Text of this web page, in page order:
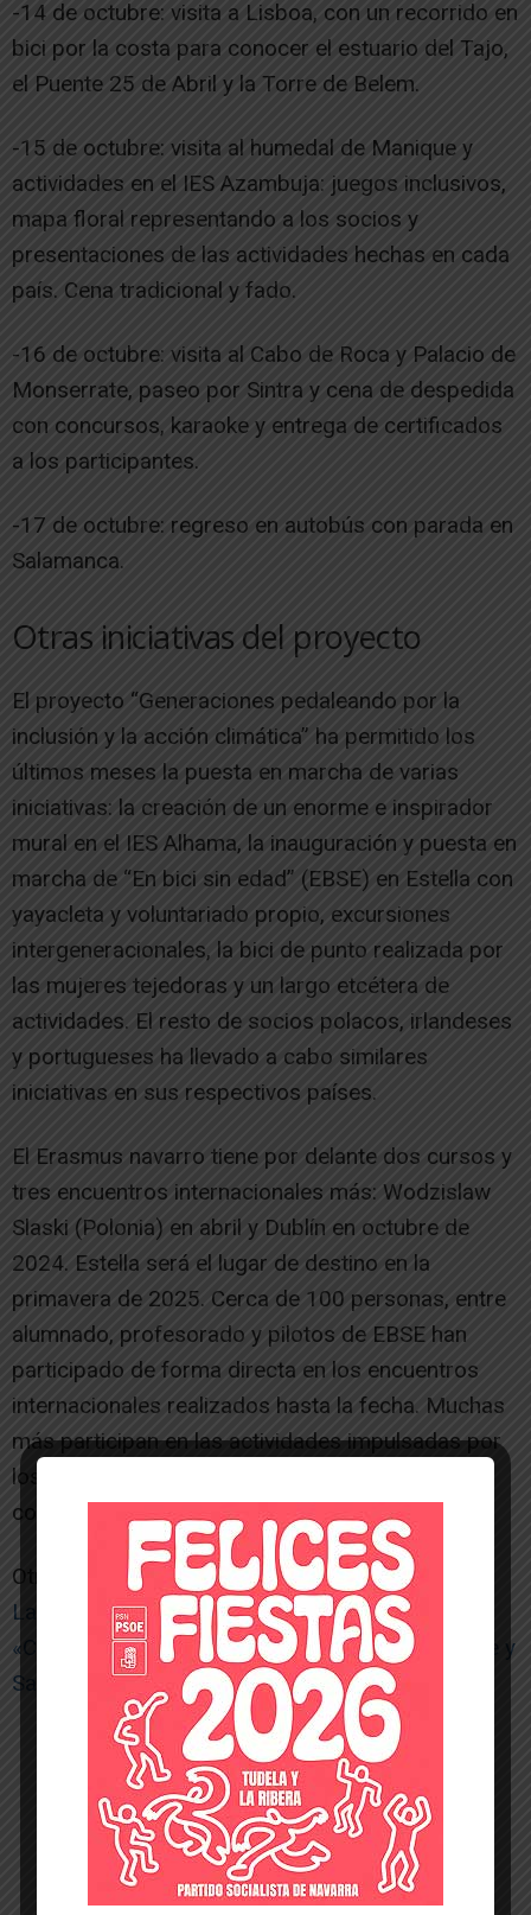
-14 de octubre: visita a Lisboa, con un recorrido en
bici por la costa para conocer el estuario del Tajo,
el Puente 25 de Abril y la Torre de Belem.
-15 de octubre: visita al humedal de Manique y
actividades en el IES Azambuja: juegos inclusivos,
mapa floral representando a los socios y
presentaciones de las actividades hechas en cada
país. Cena tradicional y fado.
-16 de octubre: visita al Cabo de Roca y Palacio de
Monserrate, paseo por Sintra y cena de despedida
con concursos, karaoke y entrega de certificados
a los participantes.
-17 de octubre: regreso en autobús con parada en
Salamanca.
Otras iniciativas del proyecto
El proyecto “Generaciones pedaleando por la
inclusión y la acción climática” ha permitido los
últimos meses la puesta en marcha de varias
iniciativas: la creación de un enorme e inspirador
mural en el IES Alhama, la inauguración y puesta en
marcha de “En bici sin edad” (EBSE) en Estella con
yayacleta y voluntariado propio, excursiones
intergeneracionales, la bici de punto realizada por
las mujeres tejedoras y un largo etcétera de
actividades. El resto de socios polacos, irlandeses
y portugueses ha llevado a cabo similares
iniciativas en sus respectivos países.
El Erasmus navarro tiene por delante dos cursos y
tres encuentros internacionales más: Wodzislaw
Slaski (Polonia) en abril y Dublín en octubre de
2024. Estella será el lugar de destino en la
primavera de 2025. Cerca de 100 personas, entre
alumnado, profesorado y pilotos de EBSE han
participado de forma directa en los encuentros
internacionales realizados hasta la fecha. Muchas
más participan en las actividades impulsadas por
los siete socios en los cuatro países.[/ihc-hide-
content]
Otras noticias de interés:
La 23ª edición del Festival de Cine Ópera Prima
«Ciudad de Tudela» homenajeará a Mendez Leite y
Saura
-- Publicidad --